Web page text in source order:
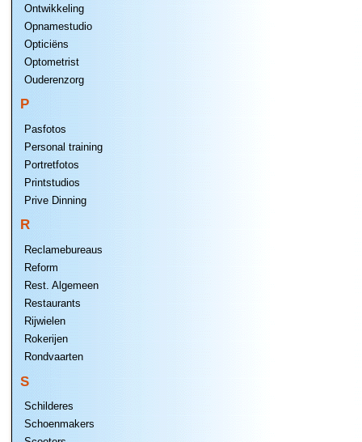
Ontwikkeling
Opnamestudio
Opticiëns
Optometrist
Ouderenzorg
P
Pasfotos
Personal training
Portretfotos
Printstudios
Prive Dinning
R
Reclamebureaus
Reform
Rest. Algemeen
Restaurants
Rijwielen
Rokerijen
Rondvaarten
S
Schilderes
Schoenmakers